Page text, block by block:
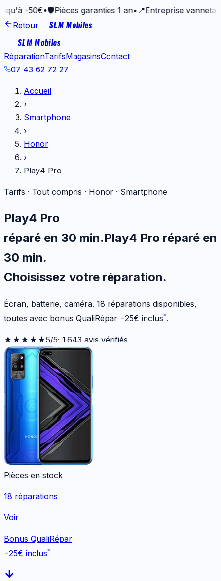
•🛡️ Pièces garanties 1 an•📍Entreprise vannetaise
Retour
SLM Mobiles
SLM Mobiles
RéparationTarifsMagasinsContact
07 43 62 72 27
Accueil
›
Smartphone
›
Honor
›
Play4 Pro
Tarifs · Tout compris · Honor · Smartphone
Play4 Pro
réparé en 30 min.Play4 Pro réparé en
30 min.
Choisissez votre réparation.
Écran, batterie, caméra. 18 réparations disponibles,
toutes avec bonus QualiRépar −25€ inclus*.
★★★★★5/5· 1 643 avis vérifiés
Pièces en stock
18 réparations
Voir
Bonus QualiRépar
−25€ inclus*